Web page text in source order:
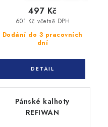
Dodání do 3 pracovních
dní
601 Kč včetně DPH
497 Kč
Pánské kalhoty
REFIWAN